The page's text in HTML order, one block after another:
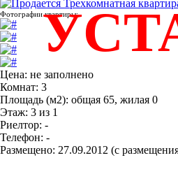
Фотографии квартиры:
Цена: не заполнено
Комнат: 3
Площадь (м2): общая 65, жилая 0
Этаж: 3 из 1
Риелтор: -
Телефон: -
Размещено: 27.09.2012 (с